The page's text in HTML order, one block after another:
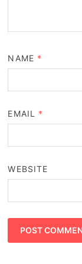
NAME *
EMAIL *
WEBSITE